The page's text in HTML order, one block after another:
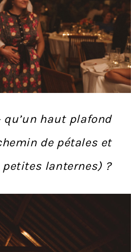
haut plafond
de pétales et
lanternes) ?